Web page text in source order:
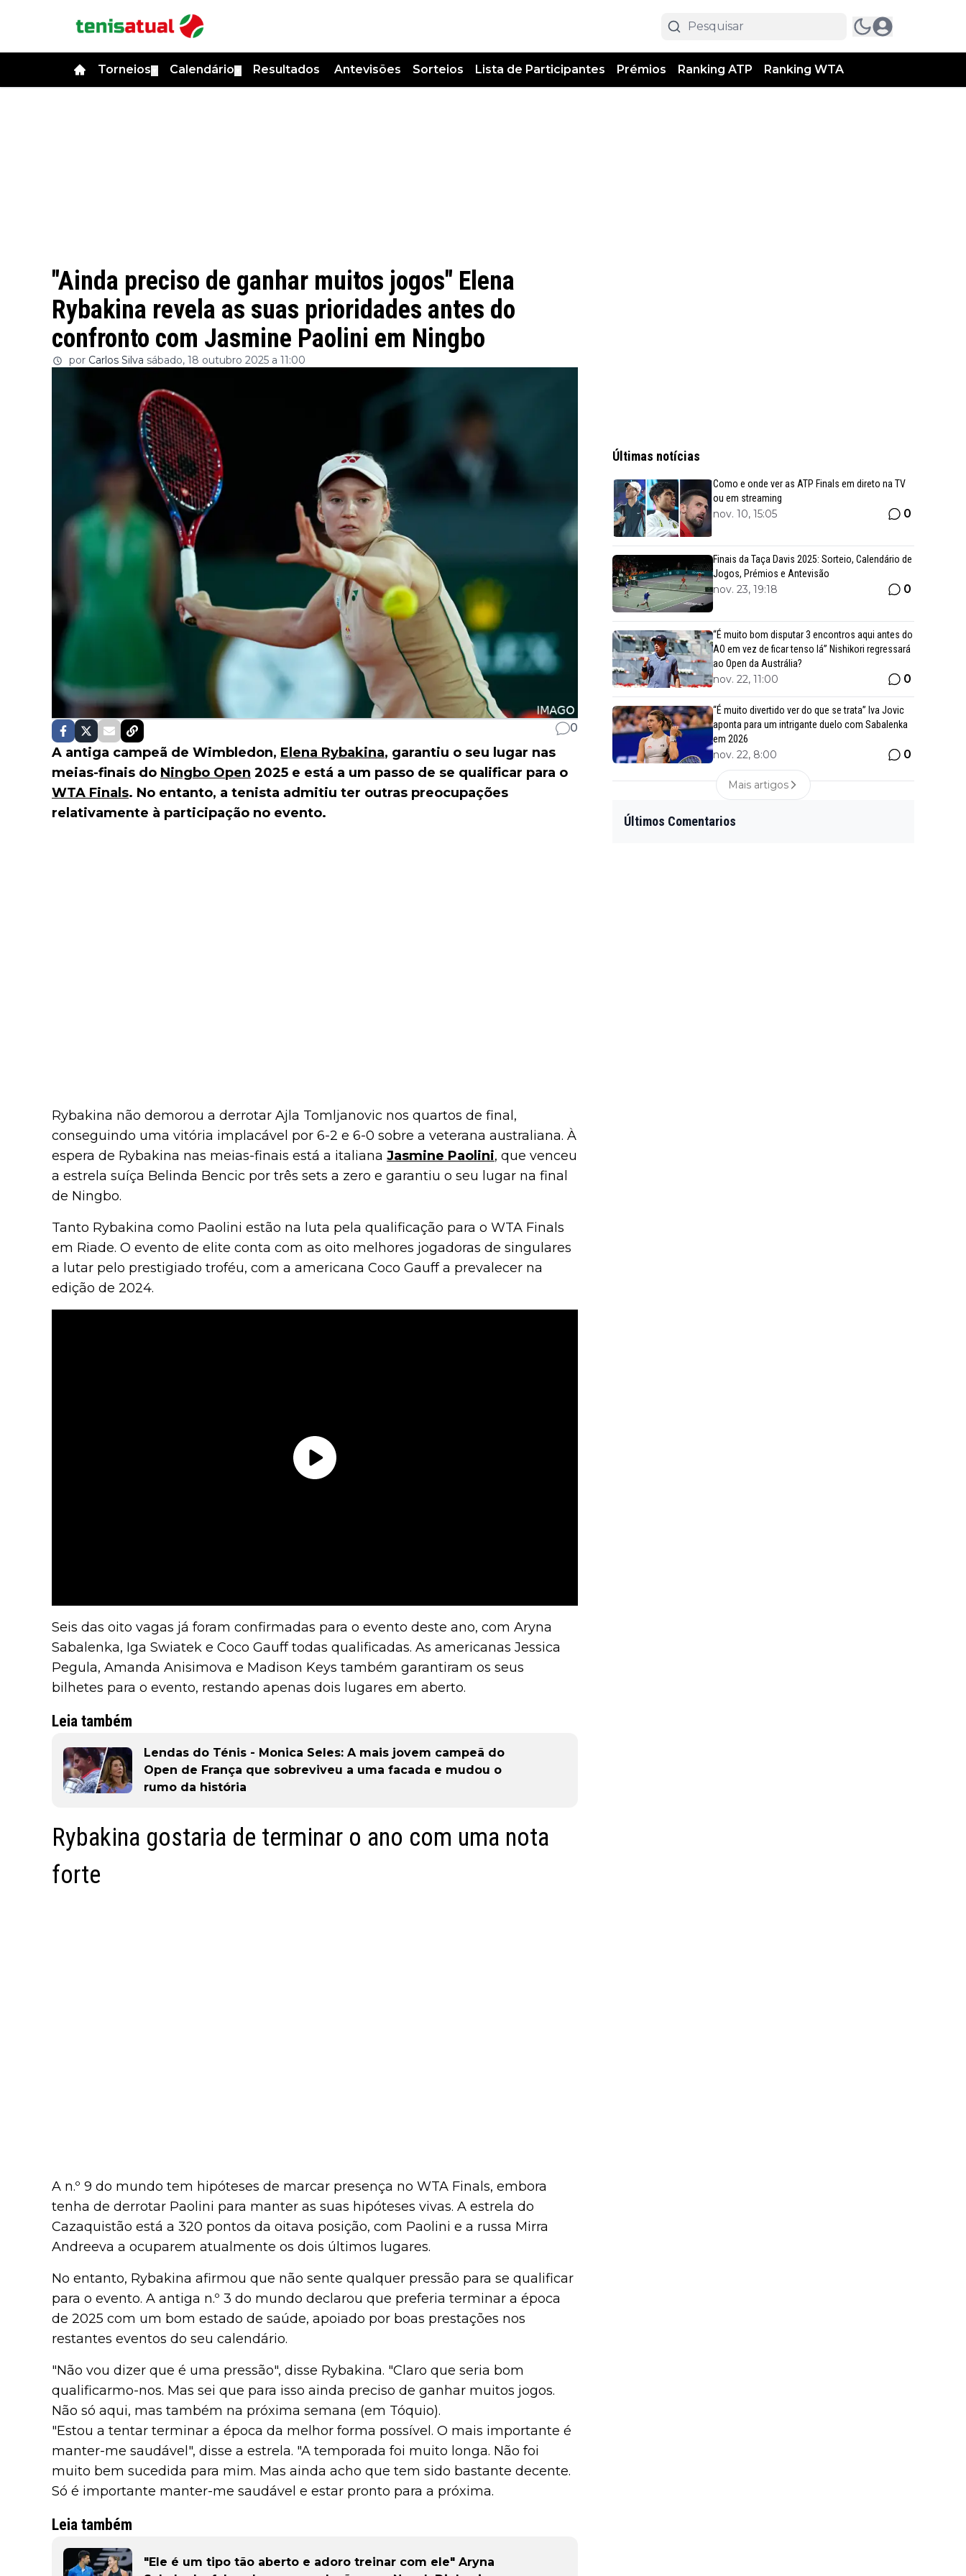
Torneios Calendário Resultados Antevisões Sorteios Lista de Participantes Prémios Ranking ATP Ranking WTA
"Ainda preciso de ganhar muitos jogos" Elena
Rybakina revela as suas prioridades antes do
confronto com Jasmine Paolini em Ningbo
por Carlos Silva sábado, 18 outubro 2025 a 11:00
0
A antiga campeã de Wimbledon, Elena Rybakina, garantiu o seu lugar nas
meias-finais do Ningbo Open 2025 e está a um passo de se qualificar para o
WTA Finals. No entanto, a tenista admitiu ter outras preocupações
relativamente à participação no evento.
Rybakina não demorou a derrotar Ajla Tomljanovic nos quartos de final,
conseguindo uma vitória implacável por 6-2 e 6-0 sobre a veterana australiana. À
espera de Rybakina nas meias-finais está a italiana Jasmine Paolini, que venceu
a estrela suíça Belinda Bencic por três sets a zero e garantiu o seu lugar na final
de Ningbo.
Tanto Rybakina como Paolini estão na luta pela qualificação para o WTA Finals
em Riade. O evento de elite conta com as oito melhores jogadoras de singulares
a lutar pelo prestigiado troféu, com a americana Coco Gauff a prevalecer na
edição de 2024.
Seis das oito vagas já foram confirmadas para o evento deste ano, com Aryna
Sabalenka, Iga Swiatek e Coco Gauff todas qualificadas. As americanas Jessica
Pegula, Amanda Anisimova e Madison Keys também garantiram os seus
bilhetes para o evento, restando apenas dois lugares em aberto.
Leia também
Lendas do Ténis - Monica Seles: A mais jovem campeã do
Open de França que sobreviveu a uma facada e mudou o
rumo da história
Rybakina gostaria de terminar o ano com uma nota
forte
A n.º 9 do mundo tem hipóteses de marcar presença no WTA Finals, embora
tenha de derrotar Paolini para manter as suas hipóteses vivas. A estrela do
Cazaquistão está a 320 pontos da oitava posição, com Paolini e a russa Mirra
Andreeva a ocuparem atualmente os dois últimos lugares.
No entanto, Rybakina afirmou que não sente qualquer pressão para se qualificar
para o evento. A antiga n.º 3 do mundo declarou que preferia terminar a época
de 2025 com um bom estado de saúde, apoiado por boas prestações nos
restantes eventos do seu calendário.
"Não vou dizer que é uma pressão", disse Rybakina. "Claro que seria bom
qualificarmo-nos. Mas sei que para isso ainda preciso de ganhar muitos jogos.
Não só aqui, mas também na próxima semana (em Tóquio).
"Estou a tentar terminar a época da melhor forma possível. O mais importante é
manter-me saudável", disse a estrela. "A temporada foi muito longa. Não foi
muito bem sucedida para mim. Mas ainda acho que tem sido bastante decente.
Só é importante manter-me saudável e estar pronto para a próxima.
Leia também
"Ele é um tipo tão aberto e adoro treinar com ele" Aryna
Últimas notícias
Como e onde ver as ATP Finals em direto na TV
ou em streaming
nov. 10, 15:05 0
Finais da Taça Davis 2025: Sorteio, Calendário de
Jogos, Prémios e Antevisão
nov. 23, 19:18 0
“É muito bom disputar 3 encontros aqui antes do
AO em vez de ficar tenso lá” Nishikori regressará
ao Open da Austrália?
nov. 22, 11:00 0
“É muito divertido ver do que se trata” Iva Jovic
aponta para um intrigante duelo com Sabalenka
em 2026
nov. 22, 8:00 0
Mais artigos
Últimos Comentarios